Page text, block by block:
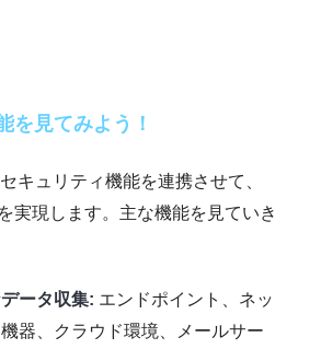
を見てみよう！
キュリティ機能を連携させて、
実現します。主な機能を見ていき
ータ収集: エンドポイント、ネッ
機器、クラウド環境、メールサー